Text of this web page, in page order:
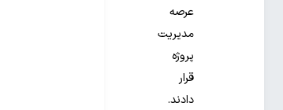
عرصه
مدیریت
پروژه
قرار
دادند.